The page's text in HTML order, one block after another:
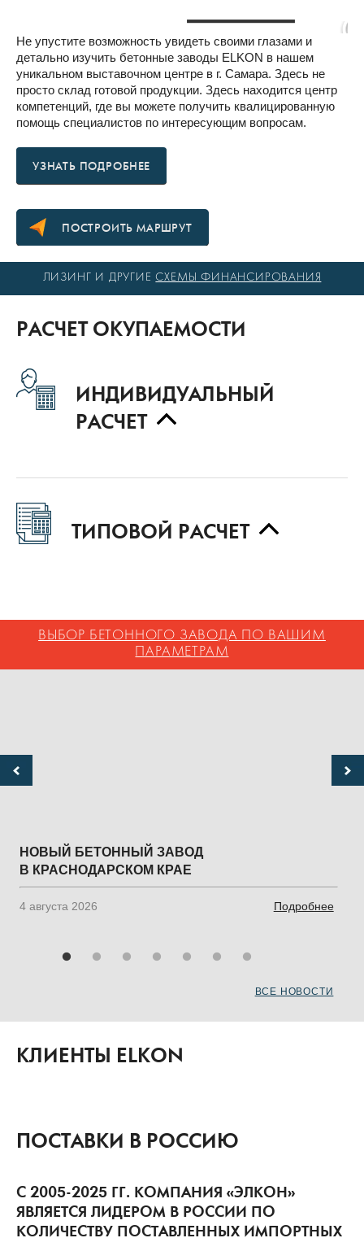
Не упустите возможность увидеть своими глазами и
детально изучить бетонные заводы ELKON в нашем
уникальном выставочном центре в г. Самара. Здесь не
просто склад готовой продукции. Здесь находится центр
компетенций, где вы можете получить квалицированную
помощь специалистов по интересующим вопросам.
ПОСТРОИТЬ МАРШРУТ
ЛИЗИНГ И ДРУГИЕ СХЕМЫ ФИНАНСИРОВАНИЯ
РАСЧЕТ ОКУПАЕМОСТИ
ИНДИВИДУАЛЬНЫЙ
РАСЧЕТ
ТИПОВОЙ РАСЧЕТ
ВЫБОР БЕТОННОГО ЗАВОДА ПО ВАШИМ
ПАРАМЕТРАМ
НОВЫЙ БЕТОННЫЙ ЗАВОД
В КРАСНОДАРСКОМ КРАЕ
Подробнее
4 августа 2026
ВСЕ НОВОСТИ
КЛИЕНТЫ ELKON
ПОСТАВКИ В РОССИЮ
С 2005-2025 ГГ. КОМПАНИЯ «ЭЛКОН»
ЯВЛЯЕТСЯ ЛИДЕРОМ В РОССИИ ПО
КОЛИЧЕСТВУ ПОСТАВЛЕННЫХ ИМПОРТНЫХ